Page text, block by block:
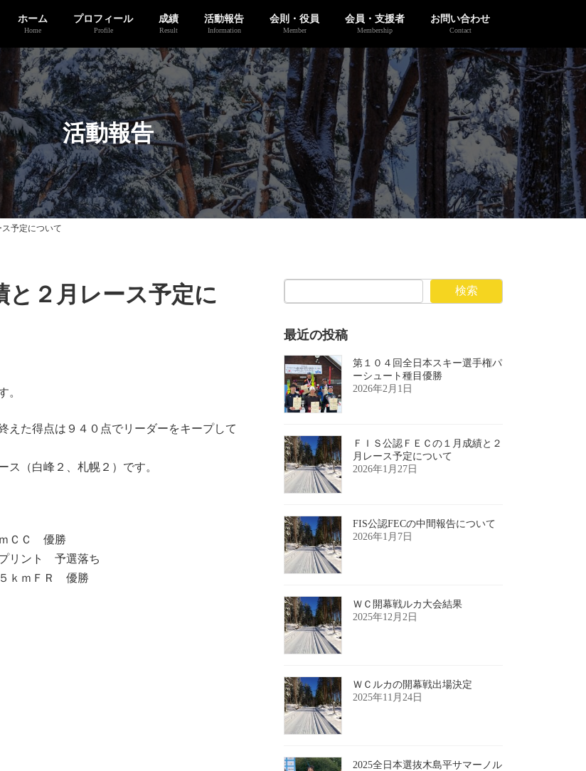
ホーム
Home
プロフィール
Profile
成績
Result
活動報告
Information
会則・役員
Member
会員・支援者
Membership
お問い合わせ
Contact
活動報告
予定について
と２月レース予定に
。
えた得点は９４０点でリーダーをキープして
ス（白峰２、札幌２）です。
ＣＣ 優勝
リント 予選落ち
ｋｍＦＲ 優勝
検索
最近の投稿
第１０４回全日本スキー選手権パ
ーシュート種目優勝
2026年2月1日
ＦＩＳ公認ＦＥＣの１月成績と２
月レース予定について
2026年1月27日
FIS公認FECの中間報告について
2026年1月7日
ＷＣ開幕戦ルカ大会結果
2025年12月2日
ＷＣルカの開幕戦出場決定
2025年11月24日
2025全日本選抜木島平サマーノル